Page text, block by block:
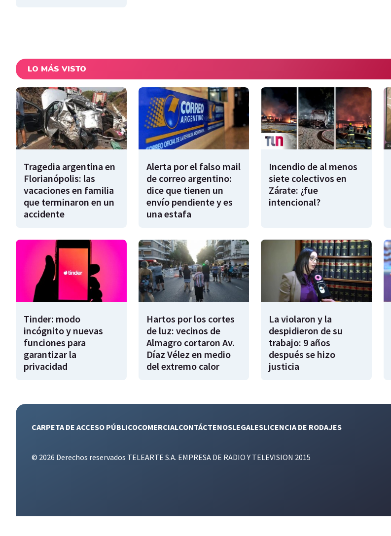
LO MÁS VISTO
Tragedia argentina en
Florianópolis: las
vacaciones en familia
que terminaron en un
accidente
Alerta por el falso mail
de correo argentino:
dice que tienen un
envío pendiente y es
una estafa
Incendio de al menos
siete colectivos en
Zárate: ¿fue
intencional?
Tinder: modo
incógnito y nuevas
funciones para
garantizar la
privacidad
Hartos por los cortes
de luz: vecinos de
Almagro cortaron Av.
Díaz Vélez en medio
del extremo calor
La violaron y la
despidieron de su
trabajo: 9 años
después se hizo
justicia
CARPETA DE ACCESO PÚBLICOCOMERCIALCONTÁCTENOSLEGALESLICENCIA DE RODAJES
© 2026 Derechos reservados TELEARTE S.A. EMPRESA DE RADIO Y TELEVISION 2015